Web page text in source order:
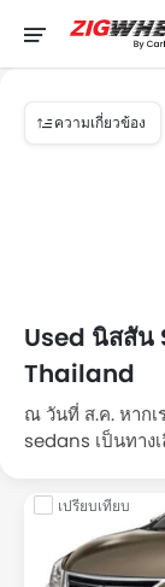
ความเกี่ยวข้อง
Used นิสสัน
Thailand
ณ วันที่ ส.ค. หากเ
sedans เป็นทาง
135000 กม.และ
ราคาอยู่ที่ ฿
สำหรับรถมือสอ
เดอะ Thailand
เปรียบเทียบ